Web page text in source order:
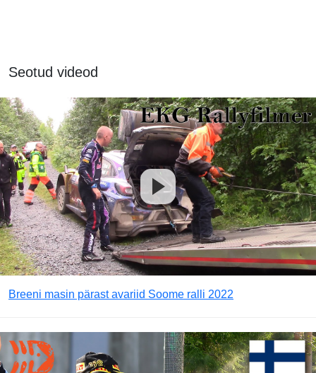
Seotud videod
Breeni masin pärast avariid Soome ralli 2022